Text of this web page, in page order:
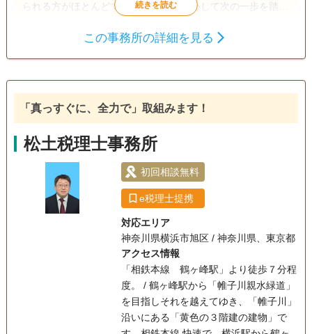
られる方がほとんどです。 お客様が安心して次の一歩を踏み
な相続税申告を支援します。 また、生前対策では、相続税の
相続財産調査
訪問可 土日相談可 初回相談無料 18時以降相談可
この事務所の詳細を見る
「真っすぐに、全力で」取組みます！
松土税理士事務所
初回相談無料
e税理士提携
対応エリア
神奈川県横浜市旭区 / 神奈川県、東京都
アクセス情報
「相鉄本線 鶴ヶ峰駅」より徒歩７分程
度。 / 鶴ヶ峰駅から「帷子川親水緑道」
を目指しそれを越えてゆき、「帷子川」
沿いにある「黄色の３階建の建物」で